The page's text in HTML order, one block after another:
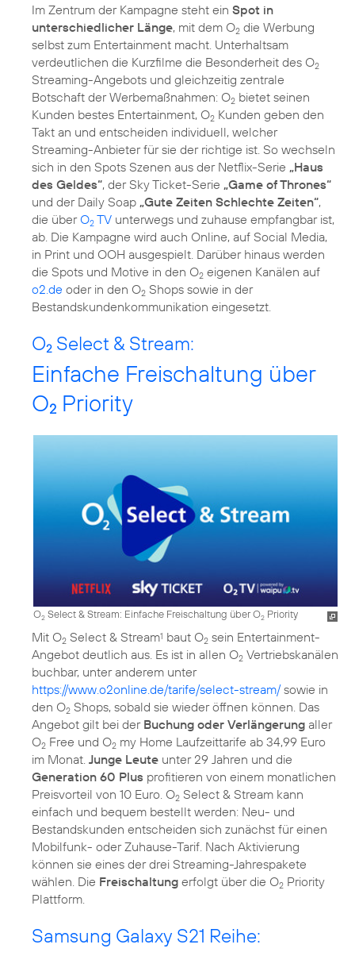
Im Zentrum der Kampagne steht ein Spot in
unterschiedlicher Länge, mit dem O2 die Werbung
selbst zum Entertainment macht. Unterhaltsam
verdeutlichen die Kurzfilme die Besonderheit des O2
Streaming-Angebots und gleichzeitig zentrale
Botschaft der Werbemaßnahmen: O2 bietet seinen
Kunden bestes Entertainment, O2 Kunden geben den
Takt an und entscheiden individuell, welcher
Streaming-Anbieter für sie der richtige ist. So wechseln
sich in den Spots Szenen aus der Netflix-Serie „Haus
des Geldes“, der Sky Ticket-Serie „Game of Thrones“
und der Daily Soap „Gute Zeiten Schlechte Zeiten“,
die überO2 TV unterwegs und zuhause empfangbar ist,
ab. Die Kampagne wird auch Online, auf Social Media,
in Print und OOH ausgespielt. Darüber hinaus werden
die Spots und Motive in den O2 eigenen Kanälen auf
o2.de oder in den O2 Shops sowie in der
Bestandskundenkommunikation eingesetzt.
O2 Select & Stream:
Einfache Freischaltung über
O2 Priority
O2 Select & Stream: Einfache Freischaltung über O2 Priority
Mit O2 Select & Stream1 baut O2 sein Entertainment-
Angebot deutlich aus. Es ist in allen O2 Vertriebskanälen
buchbar, unter anderem unter
https://www.o2online.de/tarife/select-stream/sowie in
den O2 Shops, sobald sie wieder öffnen können. Das
Angebot gilt bei der Buchung oder Verlängerung aller
O2 Free und O2 my Home Laufzeittarife ab 34,99 Euro
im Monat. Junge Leute unter 29 Jahren und die
Generation 60 Plus profitieren von einem monatlichen
Preisvorteil von 10 Euro. O2 Select & Stream kann
einfach und bequem bestellt werden: Neu- und
Bestandskunden entscheiden sich zunächst für einen
Mobilfunk- oder Zuhause-Tarif. Nach Aktivierung
können sie eines der drei Streaming-Jahrespakete
wählen. Die Freischaltung erfolgt über die O2 Priority
Samsung Galaxy S21 Reihe: